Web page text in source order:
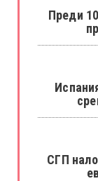
Преди
СГП